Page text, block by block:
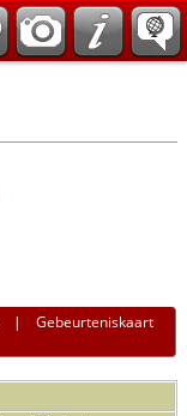
|Gebeurteniskaart